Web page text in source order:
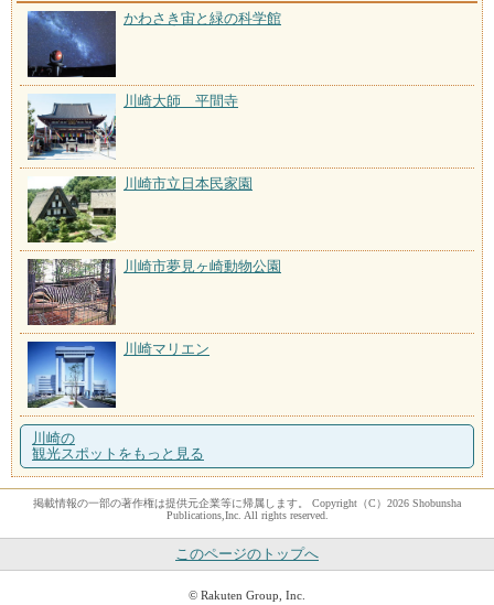
かわさき宙と緑の科学館
川崎大師 平間寺
川崎市立日本民家園
川崎市夢見ヶ崎動物公園
川崎マリエン
川崎の
観光スポットをもっと見る
掲載情報の一部の著作権は提供元企業等に帰属します。 Copyright（C）2026 Shobunsha
Publications,Inc. All rights reserved.
このページのトップへ
© Rakuten Group, Inc.